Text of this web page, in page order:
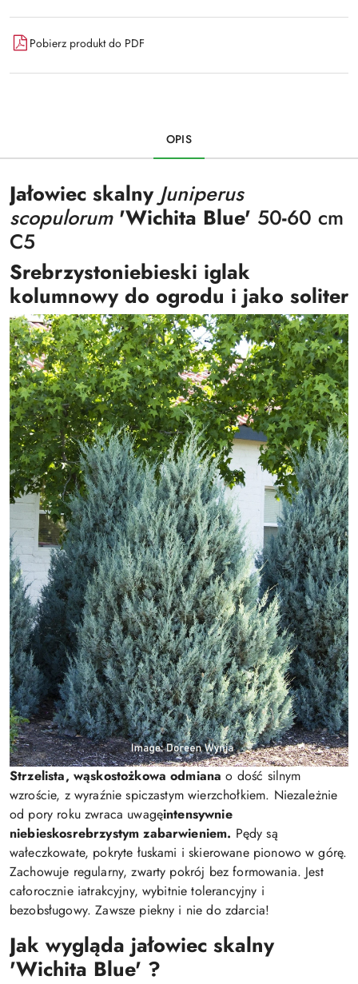
Pobierz produkt do PDF
OPIS
Jałowiec skalny Juniperus
scopulorum 'Wichita Blue' 50-60 cm
C5
Srebrzystoniebieski iglak
kolumnowy do ogrodu i jako soliter
Strzelista, wąskostożkowa odmianao dość silnym
wzroście, z wyraźnie spiczastym wierzchołkiem. Niezależnie
od pory roku zwraca uwagęintensywnie
niebieskosrebrzystym zabarwieniem. Pędy są
wałeczkowate, pokryte łuskami i skierowane pionowo w górę.
Zachowuje regularny, zwarty pokrój bez formowania. Jest
całorocznie iatrakcyjny, wybitnie tolerancyjny i
bezobsługowy. Zawsze piekny i nie do zdarcia!
Jak wygląda jałowiec skalny
'Wichita Blue' ?